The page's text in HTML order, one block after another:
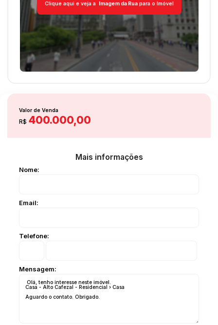
Clique aqui e veja a Imagem da Ruapara o Imóvel
R$ 400.000,00
Valor de Venda
Mais informações
Nome:
Email:
Telefone:
Mensagem: